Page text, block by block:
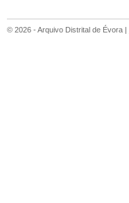
© 2026 - Arquivo Distrital de Évora |